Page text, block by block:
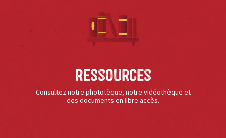
Ressources
Consultez notre phototèque, notre vidéothèque et
des documents en libre accès.